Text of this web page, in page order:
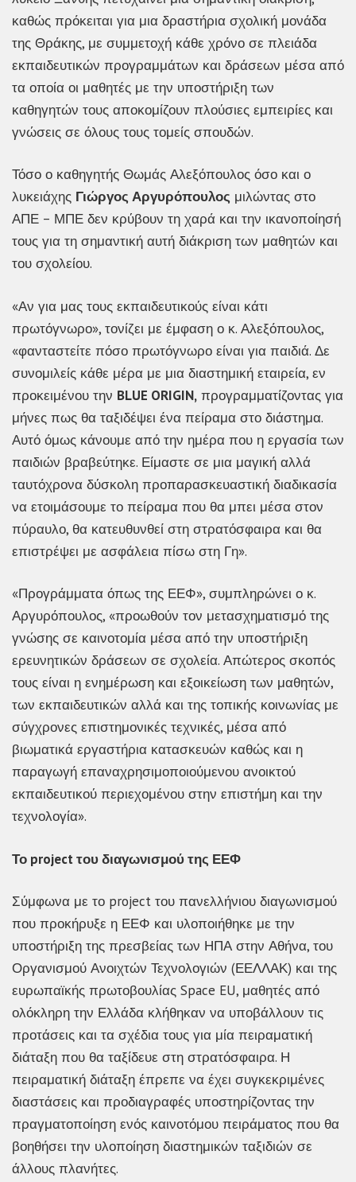
καθώς πρόκειται για μια δραστήρια σχολική μονάδα
της Θράκης, με συμμετοχή κάθε χρόνο σε πλειάδα
εκπαιδευτικών προγραμμάτων και δράσεων μέσα από
τα οποία οι μαθητές με την υποστήριξη των
καθηγητών τους αποκομίζουν πλούσιες εμπειρίες και
γνώσεις σε όλους τους τομείς σπουδών.
Τόσο ο καθηγητής Θωμάς Αλεξόπουλος όσο και ο
λυκειάχης Γιώργος Αργυρόπουλος μιλώντας στο
ΑΠΕ – ΜΠΕ δεν κρύβουν τη χαρά και την ικανοποίησή
τους για τη σημαντική αυτή διάκριση των μαθητών και
του σχολείου.
«Αν για μας τους εκπαιδευτικούς είναι κάτι
πρωτόγνωρο», τονίζει με έμφαση ο κ. Αλεξόπουλος,
«φανταστείτε πόσο πρωτόγνωρο είναι για παιδιά. Δε
συνομιλείς κάθε μέρα με μια διαστημική εταιρεία, εν
προκειμένου την BLUE ORIGIN, προγραμματίζοντας για
μήνες πως θα ταξιδέψει ένα πείραμα στο διάστημα.
Αυτό όμως κάνουμε από την ημέρα που η εργασία των
παιδιών βραβεύτηκε. Είμαστε σε μια μαγική αλλά
ταυτόχρονα δύσκολη προπαρασκευαστική διαδικασία
να ετοιμάσουμε το πείραμα που θα μπει μέσα στον
πύραυλο, θα κατευθυνθεί στη στρατόσφαιρα και θα
επιστρέψει με ασφάλεια πίσω στη Γη».
«Προγράμματα όπως της ΕΕΦ», συμπληρώνει ο κ.
Αργυρόπουλος, «προωθούν τον μετασχηματισμό της
γνώσης σε καινοτομία μέσα από την υποστήριξη
ερευνητικών δράσεων σε σχολεία. Απώτερος σκοπός
τους είναι η ενημέρωση και εξοικείωση των μαθητών,
των εκπαιδευτικών αλλά και της τοπικής κοινωνίας με
σύγχρονες επιστημονικές τεχνικές, μέσα από
βιωματικά εργαστήρια κατασκευών καθώς και η
παραγωγή επαναχρησιμοποιούμενου ανοικτού
εκπαιδευτικού περιεχομένου στην επιστήμη και την
τεχνολογία».
Το project του διαγωνισμού της ΕΕΦ
Σύμφωνα με το project του πανελλήνιου διαγωνισμού
που προκήρυξε η ΕΕΦ και υλοποιήθηκε με την
υποστήριξη της πρεσβείας των ΗΠΑ στην Αθήνα, του
Οργανισμού Ανοιχτών Τεχνολογιών (ΕΕΛΛΑΚ) και της
ευρωπαϊκής πρωτοβουλίας Space EU, μαθητές από
ολόκληρη την Ελλάδα κλήθηκαν να υποβάλλουν τις
προτάσεις και τα σχέδια τους για μία πειραματική
διάταξη που θα ταξίδευε στη στρατόσφαιρα. Η
πειραματική διάταξη έπρεπε να έχει συγκεκριμένες
διαστάσεις και προδιαγραφές υποστηρίζοντας την
πραγματοποίηση ενός καινοτόμου πειράματος που θα
βοηθήσει την υλοποίηση διαστημικών ταξιδιών σε
άλλους πλανήτες.